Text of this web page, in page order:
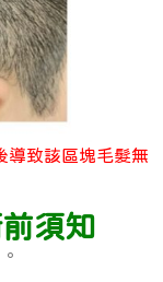
導致該區塊毛髮無
須知